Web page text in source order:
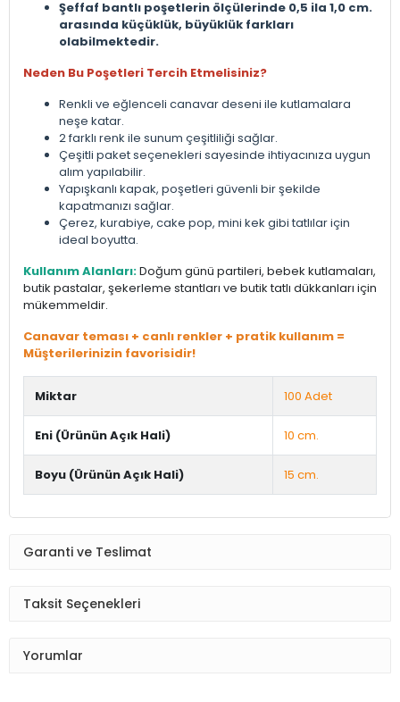
Şeffaf bantlı poşetlerin ölçülerinde 0,5 ila 1,0 cm.
arasında küçüklük, büyüklük farkları
olabilmektedir.
Neden Bu Poşetleri Tercih Etmelisiniz?
Renkli ve eğlenceli canavar deseni ile kutlamalara
neşe katar.
2 farklı renk ile sunum çeşitliliği sağlar.
Çeşitli paket seçenekleri sayesinde ihtiyacınıza uygun
alım yapılabilir.
Yapışkanlı kapak, poşetleri güvenli bir şekilde
kapatmanızı sağlar.
Çerez, kurabiye, cake pop, mini kek gibi tatlılar için
ideal boyutta.
Kullanım Alanları:Doğum günü partileri, bebek kutlamaları,
butik pastalar, şekerleme stantları ve butik tatlı dükkanları için
mükemmeldir.
Canavar teması + canlı renkler + pratik kullanım =
Müşterilerinizin favorisidir!
Miktar 100 Adet
Eni (Ürünün Açık Hali) 10 cm.
Boyu (Ürünün Açık Hali) 15 cm.
Garanti ve Teslimat
Taksit Seçenekleri
Yorumlar